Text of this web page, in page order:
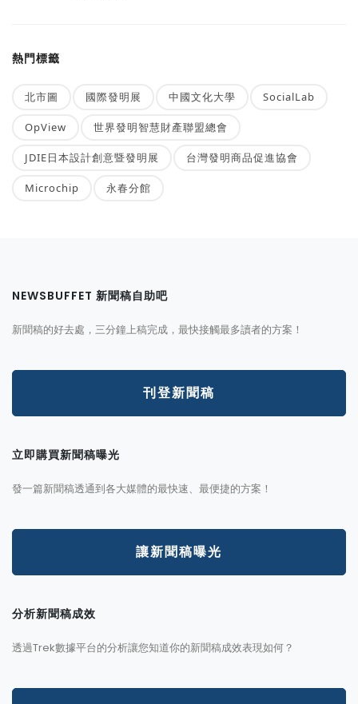
熱門標籤
北市圖 國際發明展 中國文化大學 SocialLab
OpView 世界發明智慧財產聯盟總會
JDIE日本設計創意暨發明展 台灣發明商品促進協會
Microchip 永春分館
NEWSBUFFET 新聞稿自助吧
新聞稿的好去處，三分鐘上稿完成，最快接觸最多讀者的方案！
刊登新聞稿
立即購買新聞稿曝光
發一篇新聞稿透通到各大媒體的最快速、最便捷的方案！
讓新聞稿曝光
分析新聞稿成效
透過Trek數據平台的分析讓您知道你的新聞稿成效表現如何？